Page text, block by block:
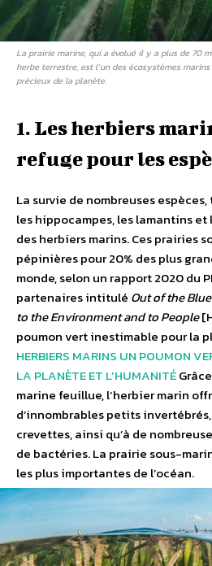
La prairie marine, qui a évolué il y a plus de 70
herbe terrestre, est l’un des écosystèmes
précieux de la planète.
1. Les herbiers
refuge pour les
La survie de nombreuses
les hippocampes, les lamantins et
des herbiers marins. Ces prairies
pépinières pour 20% des plus
monde, selon un rapport 2020 du
partenaires intitulé Out of the
to the Environment and to People
poumon vert inestimable pour la
HERBIERS MARINS UN POUMON
LA PLANÈTE ET L’HUMANITÉ
marine feuillue, l’herbier marin
d’innombrables petits
crevettes, ainsi qu’à de
de bactéries. La prairie sous-
les plus importantes de l’océan.